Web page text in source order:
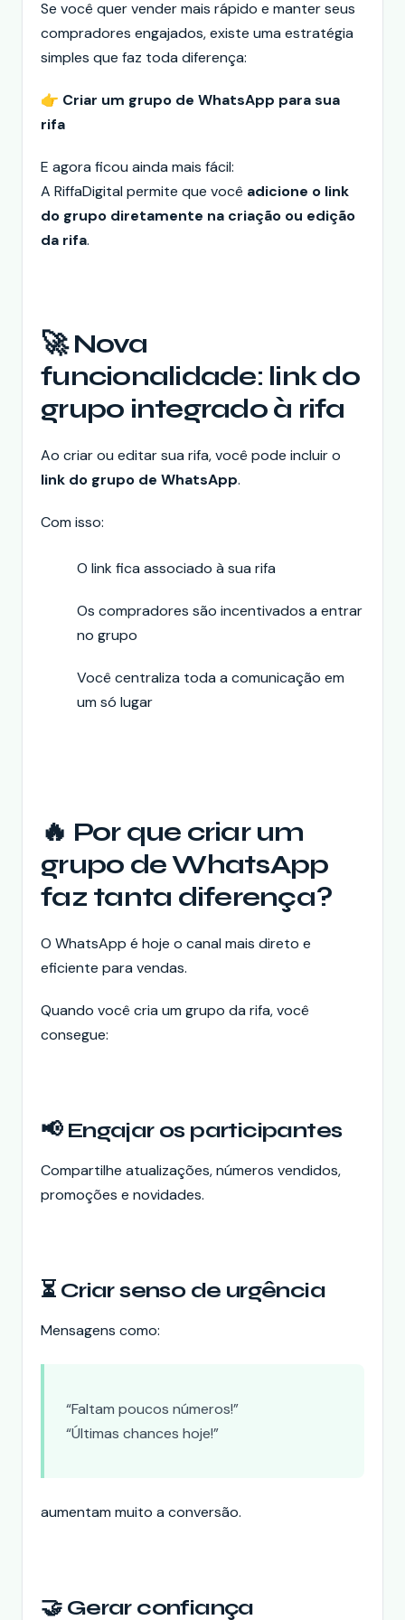
Se você quer vender mais rápido e manter seus
compradores engajados, existe uma estratégia
simples que faz toda diferença:
👉 Criar um grupo de WhatsApp para sua
rifa
E agora ficou ainda mais fácil:
A RiffaDigital permite que você adicione o link
do grupo diretamente na criação ou edição
da rifa.
🚀 Nova
funcionalidade: link do
grupo integrado à rifa
Ao criar ou editar sua rifa, você pode incluir o
link do grupo de WhatsApp.
Com isso:
O link fica associado à sua rifa
Os compradores são incentivados a entrar
no grupo
Você centraliza toda a comunicação em
um só lugar
🔥 Por que criar um
grupo de WhatsApp
faz tanta diferença?
O WhatsApp é hoje o canal mais direto e
eficiente para vendas.
Quando você cria um grupo da rifa, você
consegue:
📢 Engajar os participantes
Compartilhe atualizações, números vendidos,
promoções e novidades.
⏳ Criar senso de urgência
Mensagens como:
“Faltam poucos números!”
“Últimas chances hoje!”
aumentam muito a conversão.
🤝 Gerar confiança